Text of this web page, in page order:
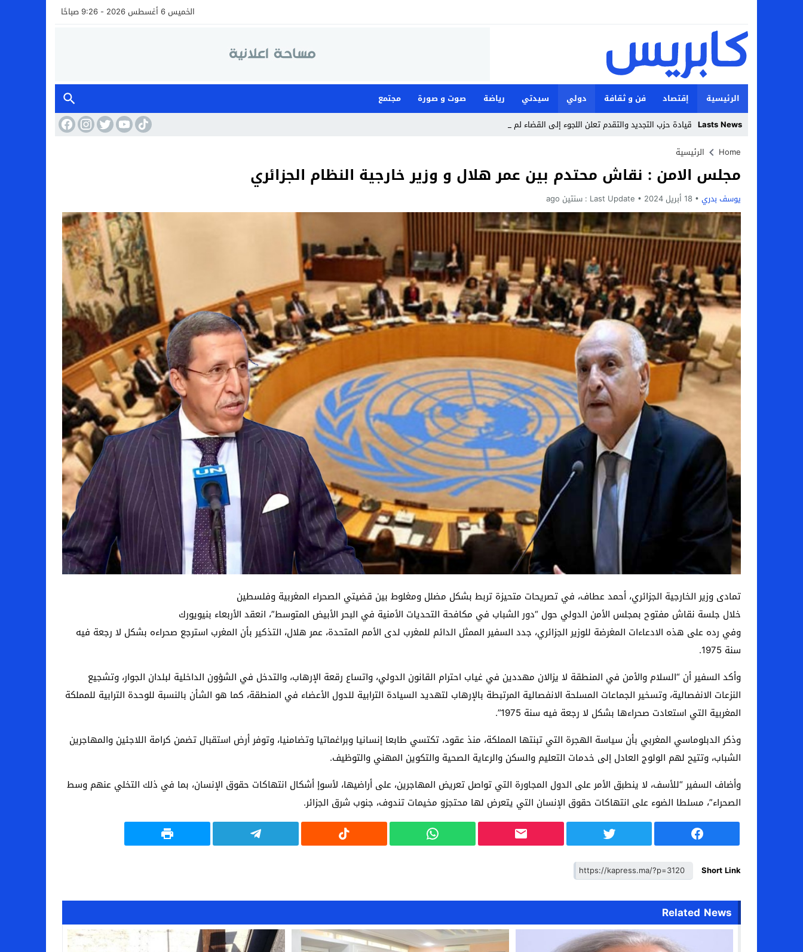
الخميس 6 أغسطس 2026 - 9:26 صباحًا
الرئيسية إقتصاد فن و ثقافة دولي سيدتي رياضة صوت و صورة
مجتمع
Lasts News قيادة حزب التجديد والتقدم تعلن اللجوء إلى القضاء لمواجهة ما وصفته _
Stop
Previous
Next
Home الرئيسية
مجلس الامن : نقاش محتدم بين عمر هلال و وزير خارجية النظام الجزائري
يوسف بدري 18 أبريل 2024 Last Update : سنتين ago
تمادى وزير الخارجية الجزائري، أحمد عطاف، في تصريحات متحيزة تربط بشكل مضلل ومغلوط بين قضيتي الصحراء المغربية وفلسطين
خلال جلسة نقاش مفتوح بمجلس الأمن الدولي حول “دور الشباب في مكافحة التحديات الأمنية في البحر الأبيض المتوسط”، انعقد الأربعاء بنيويورك
وفي رده على هذه الادعاءات المغرضة للوزير الجزائري، جدد السفير الممثل الدائم للمغرب لدى الأمم المتحدة، عمر هلال، التذكير بأن المغرب استرجع صحراءه بشكل لا رجعة فيه
سنة 1975.
وأكد السفير أن “السلام والأمن في المنطقة لا يزالان مهددين في غياب احترام القانون الدولي، واتساع رقعة الإرهاب، والتدخل في الشؤون الداخلية لبلدان الجوار، وتشجيع
النزعات الانفصالية، وتسخير الجماعات المسلحة الانفصالية المرتبطة بالإرهاب لتهديد السيادة الترابية للدول الأعضاء في المنطقة، كما هو الشأن بالنسبة للوحدة الترابية للمملكة
المغربية التي استعادت صحراءها بشكل لا رجعة فيه سنة 1975”.
وذكر الدبلوماسي المغربي بأن سياسة الهجرة التي تبنتها المملكة، منذ عقود، تكتسي طابعا إنسانيا وبراغماتيا وتضامنيا، وتوفر أرض استقبال تضمن كرامة اللاجئين والمهاجرين
الشباب، وتتيح لهم الولوج العادل إلى خدمات التعليم والسكن والرعاية الصحية والتكوين المهني والتوظيف.
وأضاف السفير “للأسف، لا ينطبق الأمر على الدول المجاورة التي تواصل تعريض المهاجرين، على أراضيها، لأسوإ أشكال انتهاكات حقوق الإنسان، بما في ذلك التخلي عنهم وسط
الصحراء”، مسلطا الضوء على انتهاكات حقوق الإنسان التي يتعرض لها محتجزو مخيمات تندوف، جنوب شرق الجزائر.
Short Link
Related News